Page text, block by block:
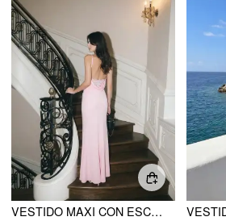
VESTIDO MAXI CON ESCOTE COWL Y ESPALDA FRUNCIDA